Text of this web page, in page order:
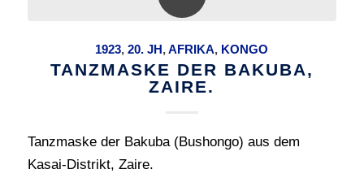
1923,20. JH,AFRIKA, KONGO
TANZMASKE DER BAKUBA,
ZAIRE.
Tanzmaske der Bakuba (Bushongo) aus dem
Kasai-Distrikt, Zaire.